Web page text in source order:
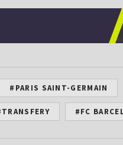
#PARIS SAINT-GERMAIN
#FC